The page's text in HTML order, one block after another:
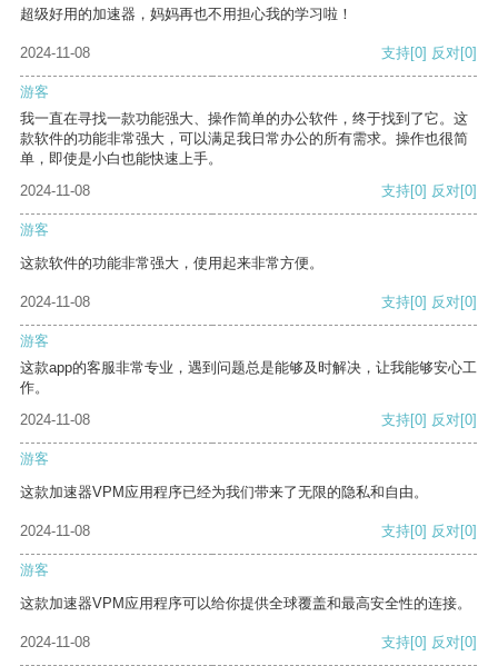
超级好用的加速器，妈妈再也不用担心我的学习啦！
2024-11-08 支持[0] 反对[0]
游客
我一直在寻找一款功能强大、操作简单的办公软件，终于找到了它。这
款软件的功能非常强大，可以满足我日常办公的所有需求。操作也很简
单，即使是小白也能快速上手。
2024-11-08
支持[0] 反对[0]
游客
这款软件的功能非常强大，使用起来非常方便。
2024-11-08 支持[0] 反对[0]
游客
这款app的客服非常专业，遇到问题总是能够及时解决，让我能够安心工
作。
2024-11-08
支持[0] 反对[0]
游客
这款加速器VPM应用程序已经为我们带来了无限的隐私和自由。
2024-11-08 支持[0] 反对[0]
游客
这款加速器VPM应用程序可以给你提供全球覆盖和最高安全性的连接。
2024-11-08 支持[0] 反对[0]